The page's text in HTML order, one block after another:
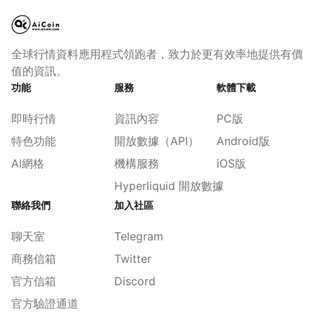
全球行情資料應用程式領跑者，致力於更有效率地提供有價
值的資訊。
功能
即時行情
特色功能
AI網格
服務
資訊內容
開放數據（API）
機構服務
Hyperliquid 開放數據
軟體下載
PC版
Android版
iOS版
聯絡我們
聊天室
商務信箱
官方信箱
官方驗證通道
加入社區
Telegram
Twitter
Discord